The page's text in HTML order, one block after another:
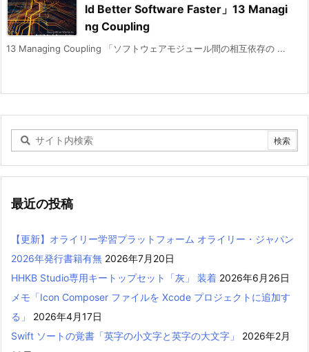
ld Better Software Faster」13 Managi
ng Coupling
13 Managing Coupling 「ソフトウェアモジュール間の相互依存の ...
最近の投稿
【更新】オライリー学習プラットフォーム オライリー・ジャパン
2026年発行書籍有無 2026年7月20日
HHKB Studio専用キートップセット「灰」 装着 2026年6月26日
メモ「Icon Composer ファイルを Xcode プロジェクトに追加す
る」
2026年4月17日
Swift ソートの覚書「英字の小文字と英字の大文字」
2026年2月